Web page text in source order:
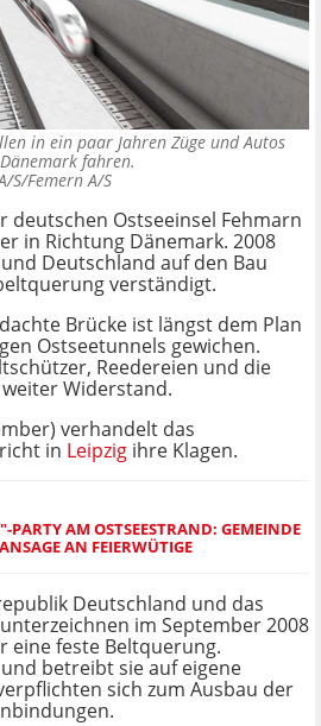
in ein paar Jahren Züge und Autos
fahren.
S/Femern A/S
deutschen Ostseeinsel Fehmarn
in Richtung Dänemark. 2008
Deutschland auf den Bau
verständigt.
Brücke ist längst dem Plan
Ostseetunnels gewichen.
Reedereien und die
Widerstand.
verhandelt das
in Leipzig ihre Klagen.
PARTY AM OSTSEESTRAND: GEMEINDE
AN FEIERWÜTIGE
Deutschland und das
im September 2008
eine feste Beltquerung.
betreibt sie auf eigene
sich zum Ausbau der